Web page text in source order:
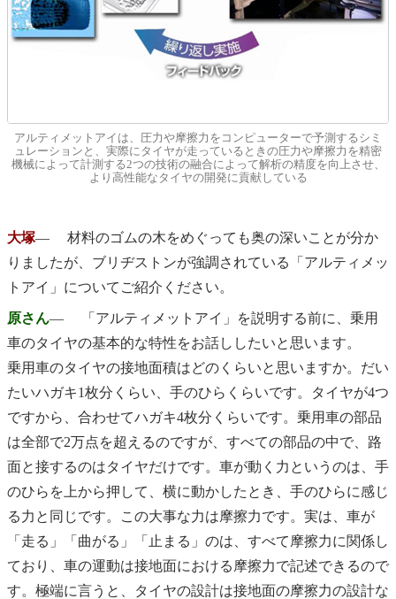
アルティメットアイは、圧力や摩擦力をコンピューターで予測するシミ
ュレーションと、実際にタイヤが走っているときの圧力や摩擦力を精密
機械によって計測する2つの技術の融合によって解析の精度を向上させ、
より高性能なタイヤの開発に貢献している
大塚― 材料のゴムの木をめぐっても奥の深いことが分か
りましたが、ブリヂストンが強調されている「アルティメッ
トアイ」についてご紹介ください。
原さん― 「アルティメットアイ」を説明する前に、乗用
車のタイヤの基本的な特性をお話ししたいと思います。
乗用車のタイヤの接地面積はどのくらいと思いますか。だい
たいハガキ1枚分くらい、手のひらくらいです。タイヤが4つ
ですから、合わせてハガキ4枚分くらいです。乗用車の部品
は全部で2万点を超えるのですが、すべての部品の中で、路
面と接するのはタイヤだけです。車が動く力というのは、手
のひらを上から押して、横に動かしたとき、手のひらに感じ
る力と同じです。この大事な力は摩擦力です。実は、車が
「走る」「曲がる」「止まる」のは、すべて摩擦力に関係し
ており、車の運動は接地面における摩擦力で記述できるので
す。極端に言うと、タイヤの設計は接地面の摩擦力の設計な